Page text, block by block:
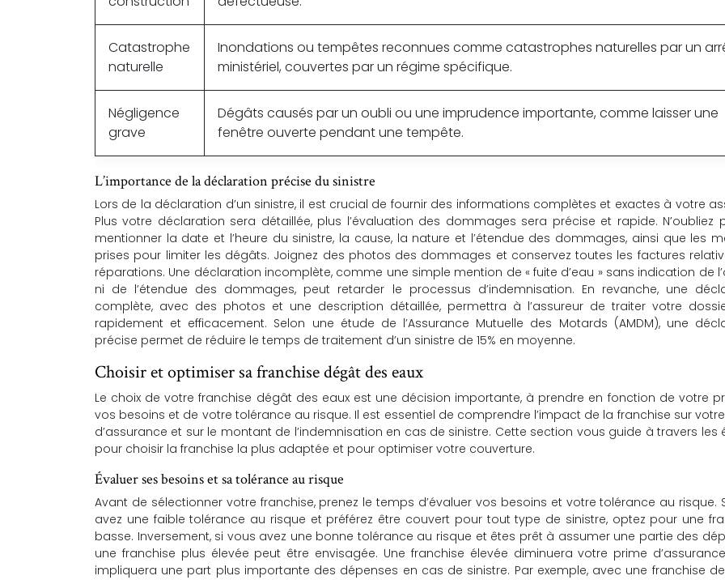
Catastrophe
naturelle
Inondations ou tempêtes reconnues comme catastrophes naturelles par un
ministériel, couvertes par un régime spécifique.
Négligence
grave
Dégâts causés par un oubli ou une imprudence importante, comme laisser une
fenêtre ouverte pendant une tempête.
L’importance de la déclaration précise du sinistre
Lors de la déclaration d’un sinistre, il est crucial de fournir des informations complètes et exactes à votre
Plus votre déclaration sera détaillée, plus l’évaluation des dommages sera précise et rapide. N’oubliez
mentionner la date et l’heure du sinistre, la cause, la nature et l’étendue des dommages, ainsi que les
prises pour limiter les dégâts. Joignez des photos des dommages et conservez toutes les factures
réparations. Une déclaration incomplète, comme une simple mention de « fuite d’eau » sans indication de
ni de l’étendue des dommages, peut retarder le processus d’indemnisation. En revanche, une
complète, avec des photos et une description détaillée, permettra à l’assureur de traiter votre
rapidement et efficacement. Selon une étude de l’Assurance Mutuelle des Motards (AMDM), une
précise permet de réduire le temps de traitement d’un sinistre de 15% en moyenne.
Choisir et optimiser sa franchise dégât des eaux
Le choix de votre franchise dégât des eaux est une décision importante, à prendre en fonction de votre
vos besoins et de votre tolérance au risque. Il est essentiel de comprendre l’impact de la franchise sur
d’assurance et sur le montant de l’indemnisation en cas de sinistre. Cette section vous guide à travers les
pour choisir la franchise la plus adaptée et pour optimiser votre couverture.
Évaluer ses besoins et sa tolérance au risque
Avant de sélectionner votre franchise, prenez le temps d’évaluer vos besoins et votre tolérance au risque.
avez une faible tolérance au risque et préférez être couvert pour tout type de sinistre, optez pour une
basse. Inversement, si vous avez une bonne tolérance au risque et êtes prêt à assumer une partie des
une franchise plus élevée peut être envisagée. Une franchise élevée diminuera votre prime
impliquera une part plus importante des dépenses en cas de sinistre. Par exemple, avec une franchise